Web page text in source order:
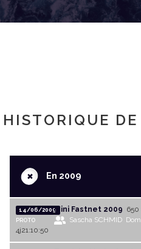
HISTORIQUE
+En 2009
14/06/2009
PROTO
Mini Fastnet 2009 650
Sascha SCHMID
4j21:10:50